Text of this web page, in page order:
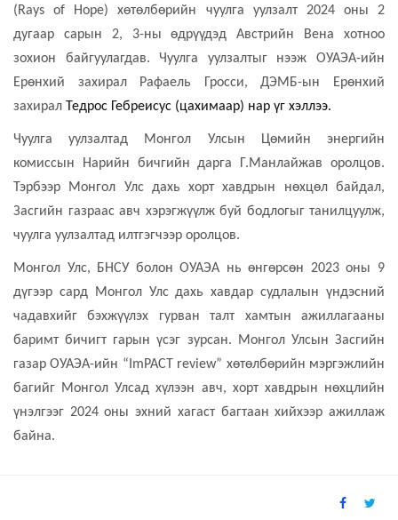
(Rays of Hope) хөтөлбөрийн чуулга уулзалт 2024 оны 2
дугаар сарын 2, 3-ны өдрүүдэд Австрийн Вена хотноо
зохион байгуулагдав. Чуулга уулзалтыг нээж ОУАЭА-ийн
Ерөнхий захирал Рафаель Гросси, ДЭМБ-ын Ерөнхий
захирал Тедрос Гебреисус (цахимаар) нар үг хэллээ.
Чуулга уулзалтад Монгол Улсын Цөмийн энергийн
комиссын Нарийн бичгийн дарга Г.Манлайжав оролцов.
Тэрбээр Монгол Улс дахь хорт хавдрын нөхцөл байдал,
Засгийн газраас авч хэрэгжүүлж буй бодлогыг танилцуулж,
чуулга уулзалтад илтгэгчээр оролцов.
Монгол Улс, БНСУ болон ОУАЭА нь өнгөрсөн 2023 оны 9
дүгээр сард Монгол Улс дахь хавдар судлалын үндэсний
чадавхийг бэхжүүлэх гурван талт хамтын ажиллагааны
баримт бичигт гарын үсэг зурсан. Монгол Улсын Засгийн
газар ОУАЭА-ийн “ImPACT review” хөтөлбөрийн мэргэжлийн
багийг Монгол Улсад хүлээн авч, хорт хавдрын нөхцлийн
үнэлгээг 2024 оны эхний хагаст багтаан хийхээр ажиллаж
байна.